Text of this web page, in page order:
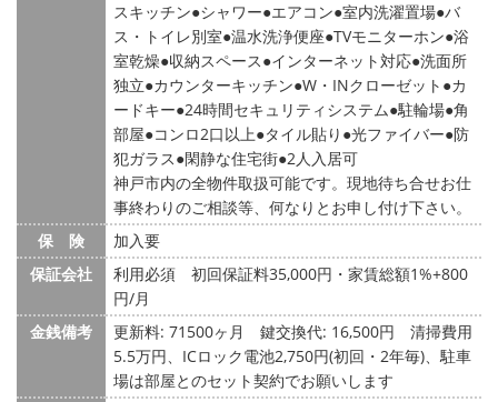
スキッチン シャワー エアコン 室内洗濯置場 バ
ス・トイレ別室 温水洗浄便座 TVモニターホン 浴
室乾燥 収納スペース インターネット対応 洗面所
独立 カウンターキッチン W・INクローゼット
カ
ードキー 24時間セキュリティシステム 駐輪場 角
部屋 コンロ2口以上 タイル貼り 光ファイバー 防
犯ガラス 閑静な住宅街 2人入居可
神戸市内の全物件取扱可能です。現地待ち合せお仕
事終わりのご相談等、何なりとお申し付け下さい。
保 険
加入要
保証会社
利用必須 初回保証料35,000円・家賃総額1%+800
円/月
金銭備考
更新料: 71500ヶ月 鍵交換代: 16,500円
清掃費用
5.5万円、ICロック電池2,750円(初回・2年毎)、駐車
場は部屋とのセット契約でお願いします